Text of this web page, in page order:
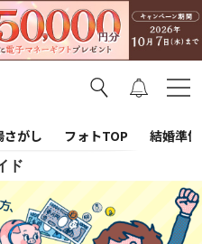
さがし フォトTOP 結婚準
ド